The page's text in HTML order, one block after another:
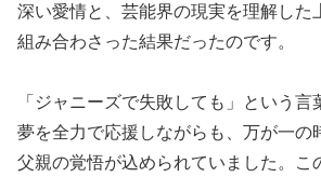
深い愛情と、芸能界の現実を理解した
組み合わさった結果だったのです。
「ジャニーズで失敗しても」という
夢を全力で応援しながらも、万が一の
父親の覚悟が込められていました。こ